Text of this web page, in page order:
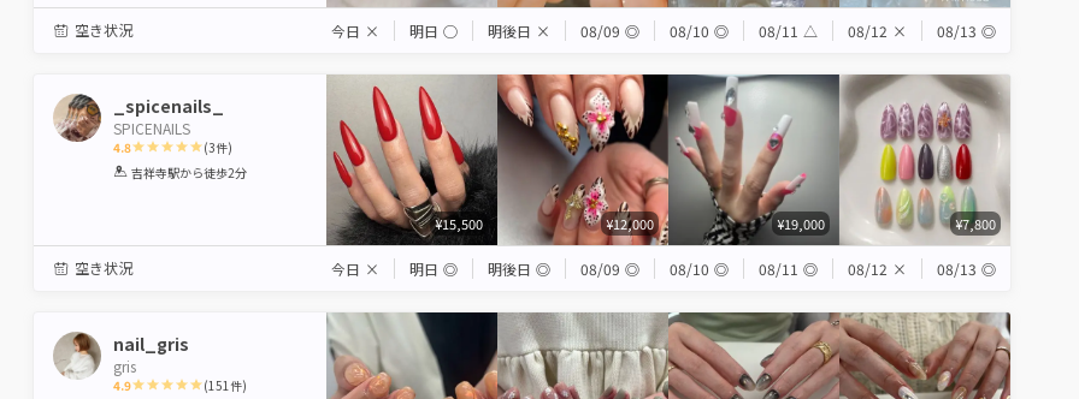
空き状況 今日 × 明日 ◯ 明後日 × 08/09 ◎ 08/10 ◎ 08/11 △ 08/12 × 08/13 ◎
_spicenails_
SPICENAILS
4.8
1 2 3 4 5
(3件)
吉祥寺駅から徒歩2分
¥15,500 ¥12,000 ¥19,000 ¥7,800
空き状況 今日 × 明日 ◎ 明後日 ◎ 08/09 ◎ 08/10 ◎ 08/11 ◎ 08/12 × 08/13 ◎
nail_gris
gris
4.9 (151 件)